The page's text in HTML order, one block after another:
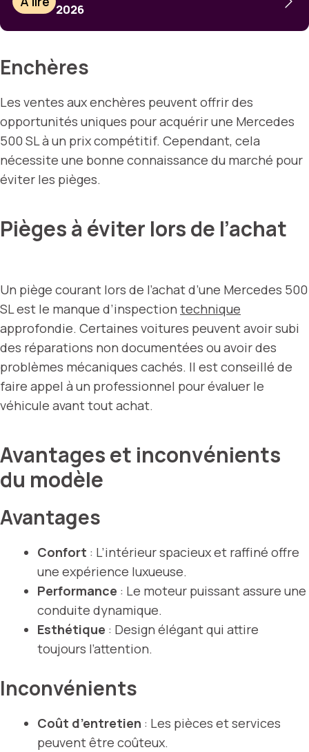
2026
Enchères
Les ventes aux enchères peuvent offrir des
opportunités uniques pour acquérir une Mercedes
500 SL à un prix compétitif. Cependant, cela
nécessite une bonne connaissance du marché pour
éviter les pièges.
Pièges à éviter lors de l’achat
Un piège courant lors de l’achat d’une Mercedes 500
SL est le manque d’inspection technique
approfondie. Certaines voitures peuvent avoir subi
des réparations non documentées ou avoir des
problèmes mécaniques cachés. Il est conseillé de
faire appel à un professionnel pour évaluer le
véhicule avant tout achat.
Avantages et inconvénients
du modèle
Avantages
Confort : L’intérieur spacieux et raffiné offre
une expérience luxueuse.
Performance : Le moteur puissant assure une
conduite dynamique.
Esthétique : Design élégant qui attire
toujours l’attention.
Inconvénients
Coût d’entretien : Les pièces et services
peuvent être coûteux.